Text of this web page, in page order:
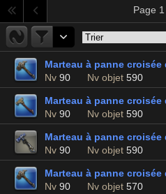
Page 1
Marteau à panne
Nv 90 Nv objet 590
Marteau à panne
Nv 90 Nv objet 590
Marteau à panne croisée
Nv 90 Nv objet 590
Marteau à panne croisée
Nv 90 Nv objet 570